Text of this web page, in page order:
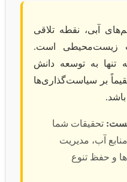
آبی، نقطه‌ تلاقی
زیست‌محیطی است.
تنها به توسعه دانش
بر سیاست‌گذاری‌ها
تحقیقات شما
آب، مدیریت
و حفظ تنوع